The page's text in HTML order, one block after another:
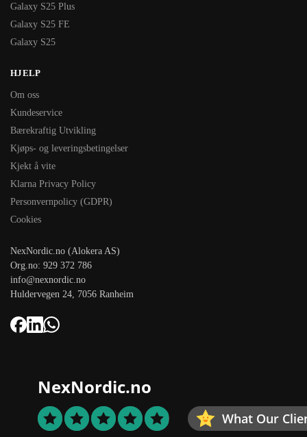
Galaxy S25 Plus
Galaxy S25 FE
Galaxy S25
HJELP
Om oss
Kundeservice
Bærekraftig Utvikling
Kjøps- og leveringsbetingelser
Kjekt å vite
Klarna Privacy Policy
Personvernpolicy (GDPR)
Cookies
NexNordic.no (Alokera AS)
Org.no: 929 372 786
info@nexnordic.no
Huldervegen 24, 7056 Ranheim
NexNordic.no
What Our